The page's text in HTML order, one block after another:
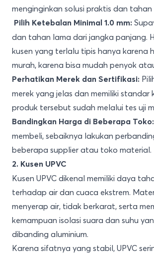
menginginkan solusi praktis dan tahan
Pilih Ketebalan Minimal 1.0 mm:
dan tahan lama dari jangka panjang.
kusen yang terlalu tipis hanya karena
murah, karena bisa mudah penyok
Perhatikan Merek dan Sertifikasi:
merek yang jelas dan memiliki standar
produk tersebut sudah melalui tes uji
Bandingkan Harga di Beberapa Toko:
membeli, sebaiknya lakukan
beberapa supplier atau toko material.
2. Kusen UPVC
Kusen UPVC dikenal memiliki daya
terhadap air dan cuaca ekstrem.
menyerap air, tidak berkarat, serta
kemampuan isolasi suara dan suhu
dibanding aluminium.
Karena sifatnya yang stabil, UPVC